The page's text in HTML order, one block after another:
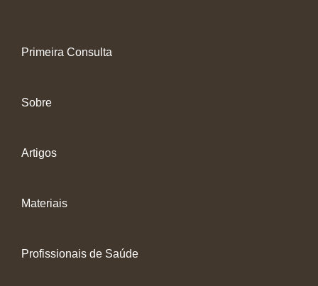
Primeira Consulta
Sobre
Artigos
Materiais
Profissionais de Saúde